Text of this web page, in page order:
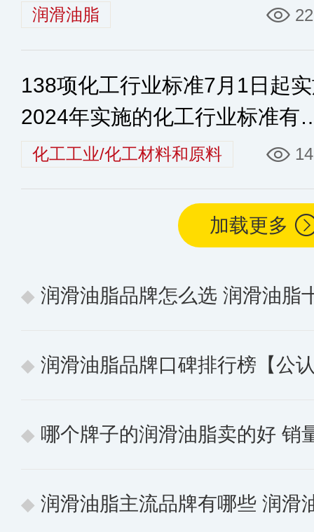
润滑油脂
138项化工行业标准7月1日起
2024年实施的化工行业标准有
些化工工业/化工材料和原料
加载更多
润滑油脂品牌怎么选 润滑油脂
润滑油脂品牌口碑排行榜【公认
哪个牌子的润滑油脂卖的好 销量
润滑油脂主流品牌有哪些 润滑